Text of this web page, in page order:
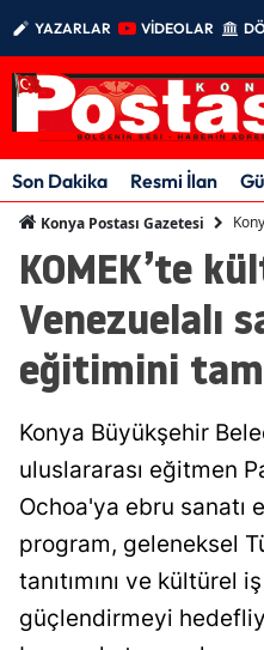
YAZARLAR VİDEOLAR
Son Dakika Resmi İlan
Konya Postası Gazetesi
KOMEK’te
Venezuelalı
eğitimini
Konya Büyükşehir
uluslararası eğitmen
Ochoa'ya ebru sanatı
program, geleneksel
tanıtımını ve kültürel
güçlendirmeyi